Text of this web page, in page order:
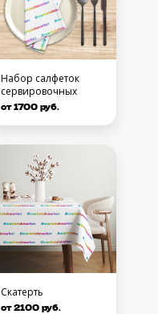
Набор салфеток
сервировочных
от 1700 руб.
Скатерть
от 2100 руб.